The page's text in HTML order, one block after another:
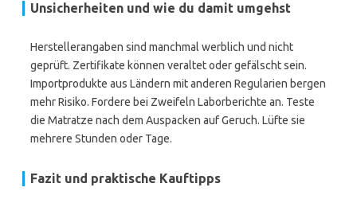
Unsicherheiten und wie du damit umgehst
Herstellerangaben sind manchmal werblich und nicht
geprüft. Zertifikate können veraltet oder gefälscht sein.
Importprodukte aus Ländern mit anderen Regularien bergen
mehr Risiko. Fordere bei Zweifeln Laborberichte an. Teste
die Matratze nach dem Auspacken auf Geruch. Lüfte sie
mehrere Stunden oder Tage.
Fazit und praktische Kauftipps